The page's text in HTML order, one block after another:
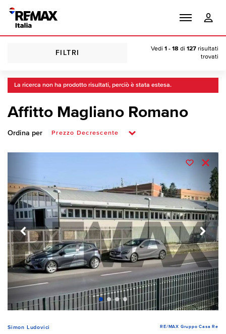
FILTRI
Vedi 1 - 18 di 127 risultati
trovati
La ricerca non ha prodotto risultati, perciò è stata estesa.
Affitto Magliano Romano
Ordina per
Simon Ludovici RE/MAX Gruppo Casa Re